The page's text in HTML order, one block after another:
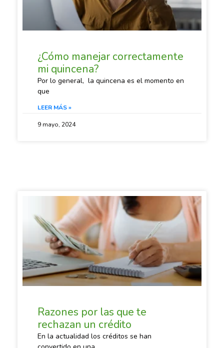
¿Cómo manejar correctamente
mi quincena?
Por lo general, la quincena es el momento en
que
LEER MÁS »
9 mayo, 2024
SACANDO CUENTAS
Razones por las que te
rechazan un crédito
En la actualidad los créditos se han